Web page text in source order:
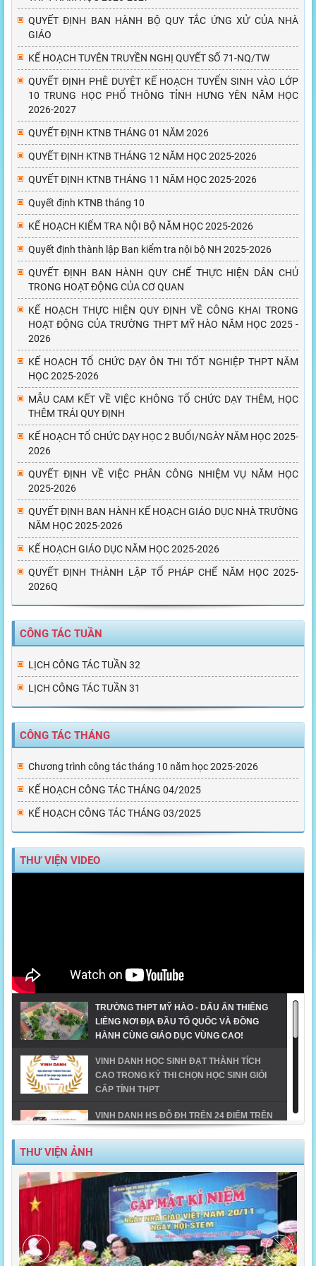
QUYẾT ĐỊNH BAN HÀNH BỘ QUY TẮC ỨNG XỬ CỦA NHÀ
GIÁO
KẾ HOẠCH TUYÊN TRUYỀN NGHỊ QUYẾT SỐ 71-NQ/TW
QUYẾT ĐỊNH PHÊ DUYỆT KẾ HOẠCH TUYỂN SINH VÀO LỚP
10 TRUNG HỌC PHỔ THÔNG TỈNH HƯNG YÊN NĂM HỌC
2026-2027
QUYẾT ĐỊNH KTNB THÁNG 01 NĂM 2026
QUYẾT ĐỊNH KTNB THÁNG 12 NĂM HỌC 2025-2026
QUYẾT ĐỊNH KTNB THÁNG 11 NĂM HỌC 2025-2026
Quyết định KTNB tháng 10
KẾ HOẠCH KIỂM TRA NỘI BỘ NĂM HỌC 2025-2026
Quyết định thành lập Ban kiểm tra nội bộ NH 2025-2026
QUYẾT ĐỊNH BAN HÀNH QUY CHẾ THỰC HIỆN DÂN CHỦ
TRONG HOẠT ĐỘNG CỦA CƠ QUAN
KẾ HOẠCH THỰC HIỆN QUY ĐỊNH VỀ CÔNG KHAI TRONG
HOẠT ĐỘNG CỦA TRƯỜNG THPT MỸ HÀO NĂM HỌC 2025 -
2026
KẾ HOẠCH TỔ CHỨC DẠY ÔN THI TỐT NGHIỆP THPT NĂM
HỌC 2025-2026
MẪU CAM KẾT VỀ VIỆC KHÔNG TỔ CHỨC DẠY THÊM, HỌC
THÊM TRÁI QUY ĐỊNH
KẾ HOẠCH TỔ CHỨC DẠY HỌC 2 BUỔI/NGÀY NĂM HỌC 2025-
2026
QUYẾT ĐỊNH VỀ VIỆC PHÂN CÔNG NHIỆM VỤ NĂM HỌC
2025-2026
QUYẾT ĐỊNH BAN HÀNH KẾ HOẠCH GIÁO DỤC NHÀ TRƯỜNG
NĂM HỌC 2025-2026
KẾ HOẠCH GIÁO DỤC NĂM HỌC 2025-2026
QUYẾT ĐỊNH THÀNH LẬP TỔ PHÁP CHẾ NĂM HỌC 2025-
2026Q
CÔNG TÁC TUẦN
LỊCH CÔNG TÁC TUẦN 32
LỊCH CÔNG TÁC TUẦN 31
CÔNG TÁC THÁNG
Chương trình công tác tháng 10 năm học 2025-2026
KẾ HOẠCH CÔNG TÁC THÁNG 04/2025
KẾ HOẠCH CÔNG TÁC THÁNG 03/2025
THƯ VIỆN VIDEO
TRƯỜNG THPT MỸ HÀO - DẤU ẤN THIÊNG
LIÊNG NƠI ĐỊA ĐẦU TỔ QUỐC VÀ ĐỒNG
HÀNH CÙNG GIÁO DỤC VÙNG CAO!
VINH DANH HỌC SINH ĐẠT THÀNH TÍCH
CAO TRONG KỲ THI CHỌN HỌC SINH GIỎI
CẤP TỈNH THPT
VINH DANH HS ĐỖ ĐH TRÊN 24 ĐIỂM TRÊN
ĐỊA BÀN TX MỸ HÀO-NĂM 2023
MỸ HÀO VINH DANH HỌC SINH GIỎI CẤP
TỈNH NĂM HỌC 2023-2024
TIẾT MỤC ĐOẠT GIẢI NHẤT DÂN VŨ CÔNG
ĐOÀN NGÀNH GD_CĐ TRƯỜNG THPT MỸ
HÀO
THƯ VIỆN ẢNH